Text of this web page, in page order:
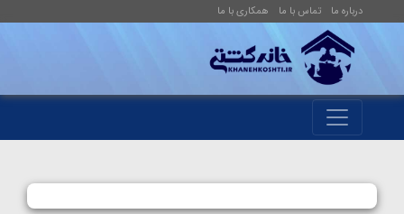
درباره ما تماس با ما همکاری با ما